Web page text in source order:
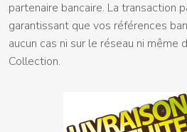
partenaire bancaire. La transaction
garantissant que vos références
aucun cas ni sur le réseau ni même
Collection.